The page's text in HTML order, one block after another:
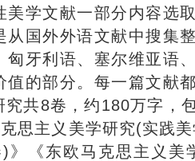
学文献一部分内容选
国外外语文献中搜集
牙利语、塞尔维亚语
的部分。每一篇文献
共8卷，约180万字，
思主义美学研究(实践
》《东欧马克思主义美